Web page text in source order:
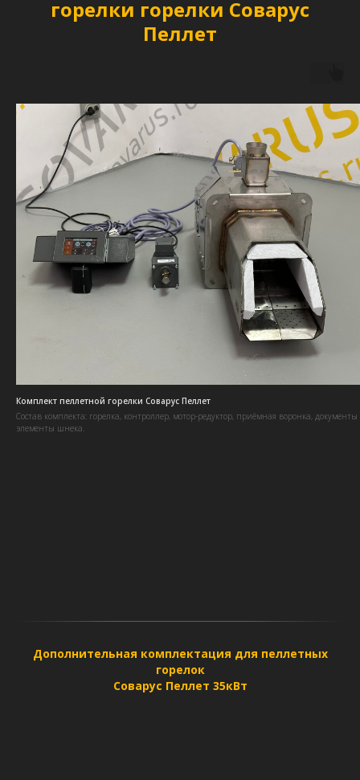
горелки горелки Соварус
Пеллет
Комплект пеллетной горелки Соварус Пеллет
Состав комплекта: горелка, контроллер, мотор-редуктор, приёмная воронка,
элементы шнека.
Дополнительная комплектация для пеллетных
горелок
Соварус Пеллет 35кВт